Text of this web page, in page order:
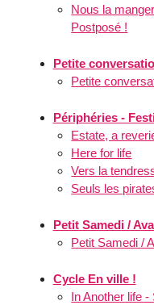
Nous la
Postposé !
Petite
Petite
Périphéries -
Estate, a
Here for life
Vers la
Seuls les
Petit Samedi /
Petit Samedi /
Cycle En ville !
In Another life